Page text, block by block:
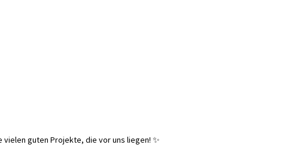
guten Projekte, die vor uns liegen! ✨